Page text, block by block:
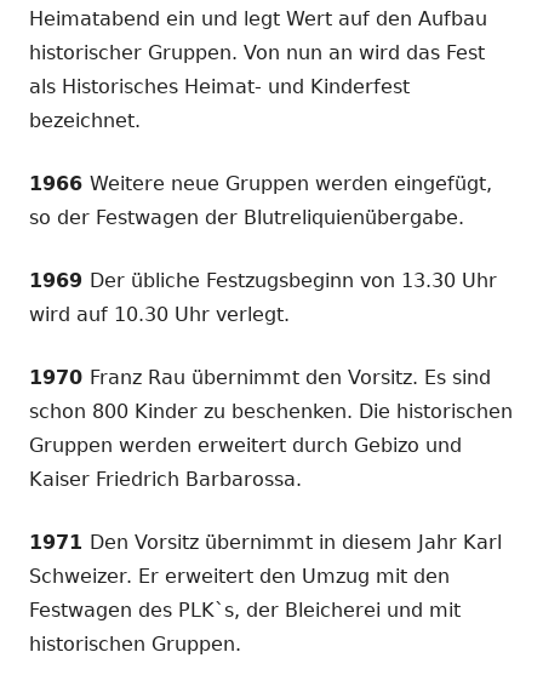
Heimatabend ein und legt Wert auf den Aufbau
historischer Gruppen. Von nun an wird das Fest
als Historisches Heimat- und Kinderfest
bezeichnet.
1966 Weitere neue Gruppen werden eingefügt,
so der Festwagen der Blutreliquienübergabe.
1969 Der übliche Festzugsbeginn von 13.30 Uhr
wird auf 10.30 Uhr verlegt.
1970 Franz Rau übernimmt den Vorsitz. Es sind
schon 800 Kinder zu beschenken. Die historischen
Gruppen werden erweitert durch Gebizo und
Kaiser Friedrich Barbarossa.
1971 Den Vorsitz übernimmt in diesem Jahr Karl
Schweizer. Er erweitert den Umzug mit den
Festwagen des PLK`s, der Bleicherei und mit
historischen Gruppen.